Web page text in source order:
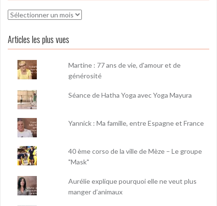
Archives
Articles les plus vues
Martine : 77 ans de vie, d'amour et de
générosité
Séance de Hatha Yoga avec Yoga Mayura
Yannick : Ma famille, entre Espagne et France
40 ème corso de la ville de Mèze – Le groupe
"Mask"
Aurélie explique pourquoi elle ne veut plus
manger d’animaux